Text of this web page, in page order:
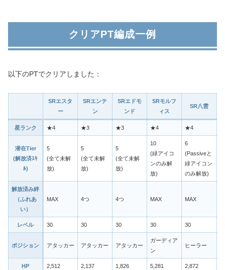
クリアPT編成一例
以下のPTでクリアしました：
SRエスタ
ー
SRエンテ
ン
SRエドモ
ンド
SRモルフ
ィス
SR八雲
星ランク ★4 ★3 ★3 ★4 ★4
潜在Tier
(解放済ｽｷ
ﾙ)
5
(全て未解
放)
5
(全て未解
放)
5
(全て未解
放)
10
(緑アイコ
ンのみ解
放)
6
(Passiveと
緑アイコン
のみ解放)
解放済み絆
（ふれあ
い）
MAX 4つ 4つ MAX MAX
レベル 30 30 30 30 30
ポジション アタッカー アタッカー アタッカー
ガーディア
ン
ヒーラー
HP 2,512 2,137 1,826 5,281 2,872